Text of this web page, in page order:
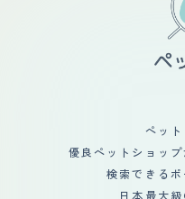
ペッ
優良ペットショッ
検索できるポ
日本最大